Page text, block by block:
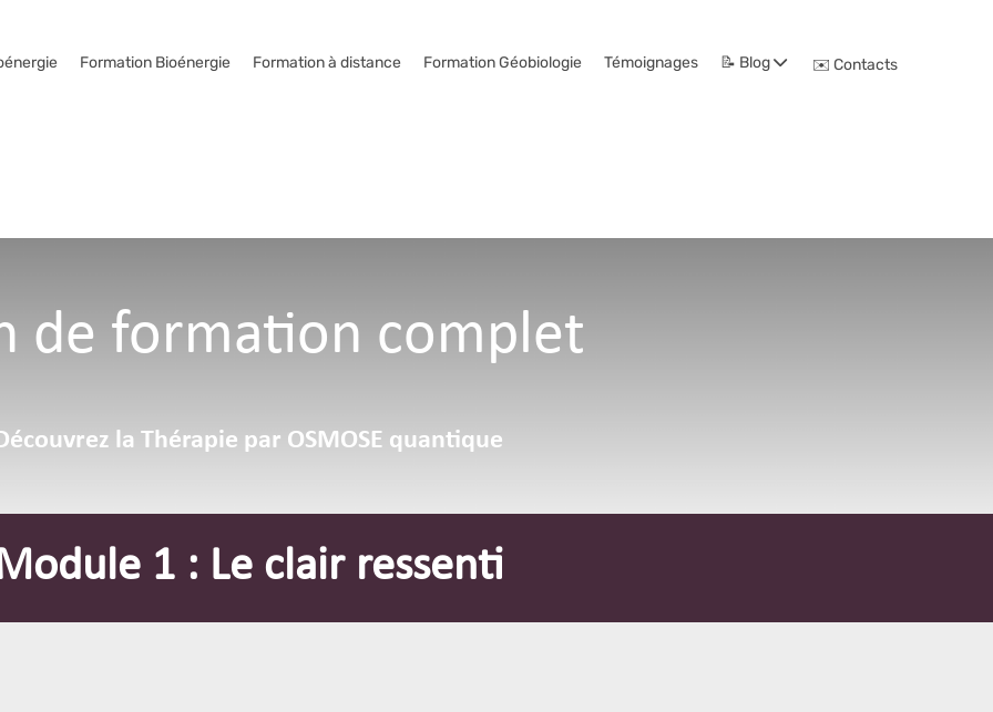
Formation Bioénergie Formation à distance Formation Géobiologie Témoignages 📝 Blog ✉️ Contacts
de formation complet
Découvrez la Thérapie par OSMOSE quantique
1 : Le clair ressenti